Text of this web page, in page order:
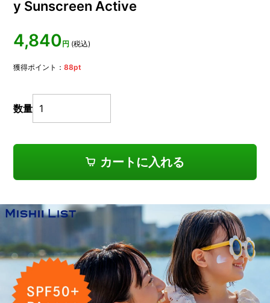
y Sunscreen Active
4,840円 (税込)
獲得ポイント：88pt
数量
カートに入れる